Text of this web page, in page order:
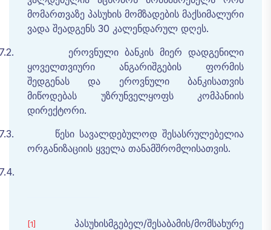
მომართვაზე პასუხის მომზადების მაქსიმალური
ვადა შეადგენს 30 კალენდარულ დღეს.
ეროვნული ბანკის მიერ დადგენილი
ყოველთვიური
ანგარიშგების
ფორმის
შედგენას
და ეროვნული
ბანკისათვის
მიწოდებას
უზრუნველყოფს კომპანიის
დირექტორი.
წესი სავალდებულოდ შესასრულებელია
ორგანიზაციის ყველა თანამშრომლისათვის.
[1]
პასუხისმგებელ/შესაბამის/მომსახურე